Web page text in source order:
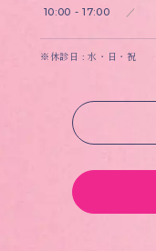
10:00 - 17:00 ／
※休診日 : 水・日・祝